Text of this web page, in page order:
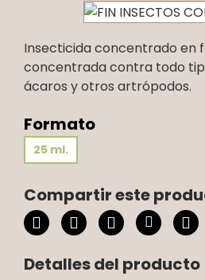
Insecticida concentrado en
concentrada contra todo
ácaros y otros artrópodos.
Formato
25 ml.
Compartir este
Detalles del producto